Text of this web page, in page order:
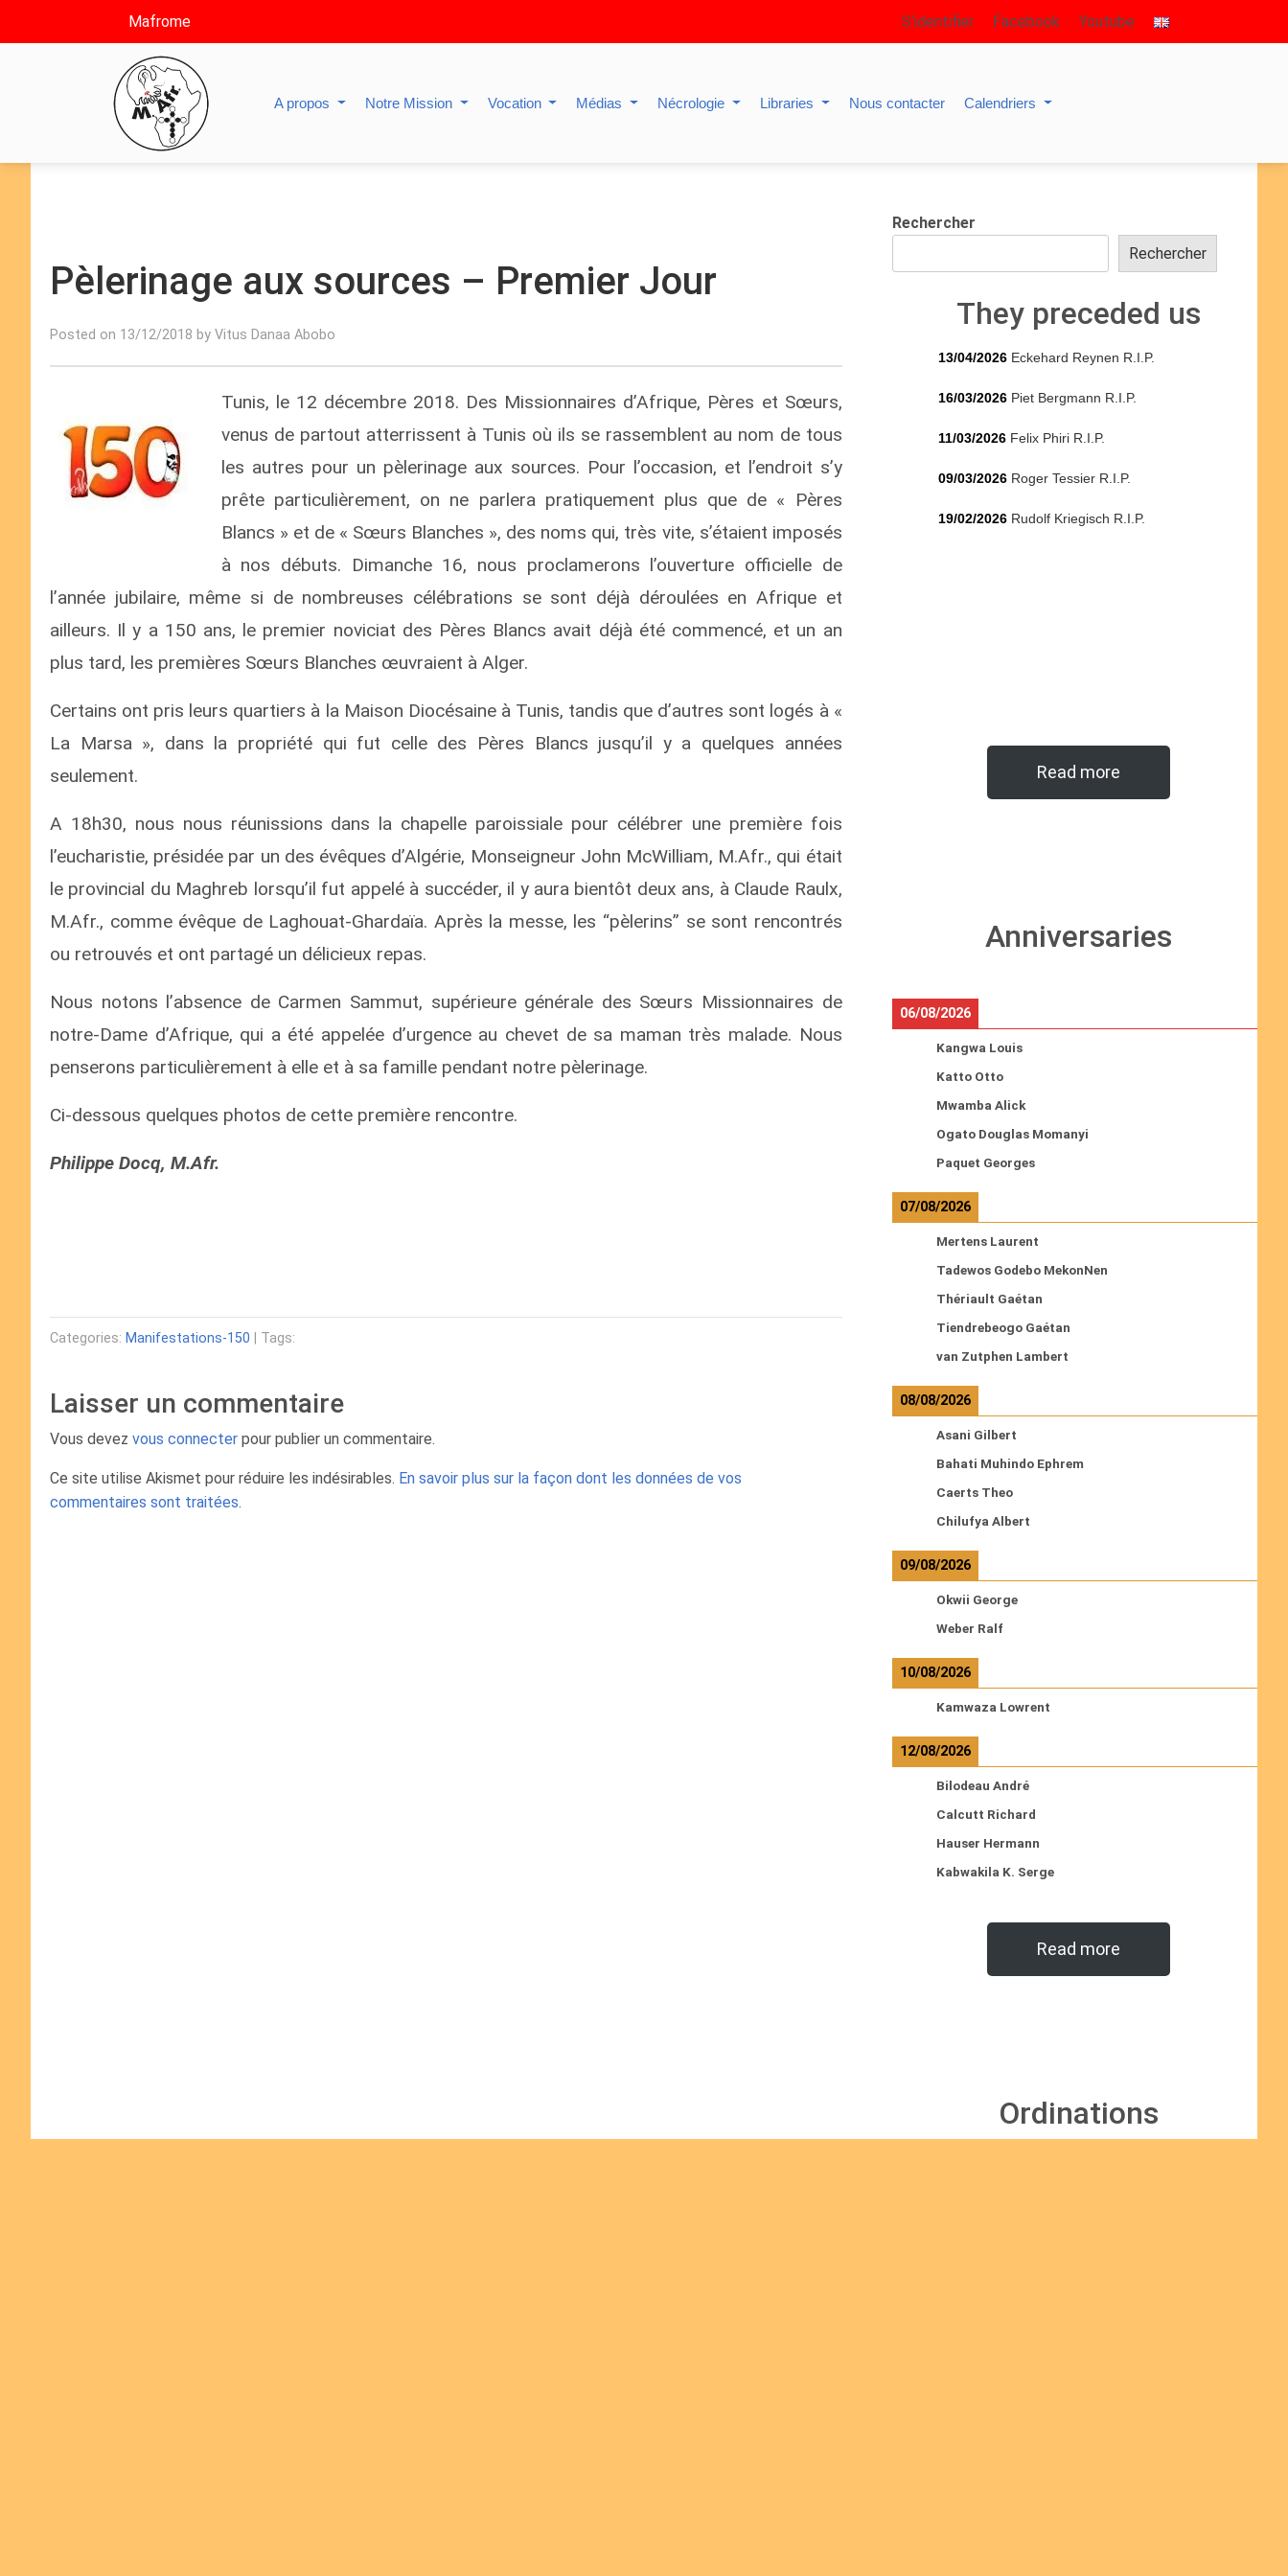
Mafrome S’identifier Facebook Youtube
A propos Notre Mission Vocation Médias Nécrologie Libraries Nous contacter Calendriers
Pèlerinage aux sources – Premier Jour
Posted on 13/12/2018 by Vitus Danaa Abobo
Tunis, le 12 décembre 2018. Des Missionnaires d’Afrique, Pères et Sœurs,
venus de partout atterrissent à Tunis où ils se rassemblent au nom de tous
les autres pour un pèlerinage aux sources. Pour l’occasion, et l’endroit s’y
prête particulièrement, on ne parlera pratiquement plus que de « Pères
Blancs » et de « Sœurs Blanches », des noms qui, très vite, s’étaient imposés
à nos débuts. Dimanche 16, nous proclamerons l’ouverture officielle de
l’année jubilaire, même si de nombreuses célébrations se sont déjà déroulées en Afrique et
ailleurs. Il y a 150 ans, le premier noviciat des Pères Blancs avait déjà été commencé, et un an
plus tard, les premières Sœurs Blanches œuvraient à Alger.
Certains ont pris leurs quartiers à la Maison Diocésaine à Tunis, tandis que d’autres sont logés à «
La Marsa », dans la propriété qui fut celle des Pères Blancs jusqu’il y a quelques années
seulement.
A 18h30, nous nous réunissions dans la chapelle paroissiale pour célébrer une première fois
l’eucharistie, présidée par un des évêques d’Algérie, Monseigneur John McWilliam, M.Afr., qui était
le provincial du Maghreb lorsqu’il fut appelé à succéder, il y aura bientôt deux ans, à Claude Raulx,
M.Afr., comme évêque de Laghouat-Ghardaïa. Après la messe, les “pèlerins” se sont rencontrés
ou retrouvés et ont partagé un délicieux repas.
Nous notons l’absence de Carmen Sammut, supérieure générale des Sœurs Missionnaires de
notre-Dame d’Afrique, qui a été appelée d’urgence au chevet de sa maman très malade. Nous
penserons particulièrement à elle et à sa famille pendant notre pèlerinage.
Ci-dessous quelques photos de cette première rencontre.
Philippe Docq, M.Afr.
Categories: Manifestations-150 | Tags:
Laisser un commentaire
Vous devez vous connecter pour publier un commentaire.
Ce site utilise Akismet pour réduire les indésirables. En savoir plus sur la façon dont les données de vos
commentaires sont traitées.
Rechercher
Rechercher
They preceded us
13/04/2026 Eckehard Reynen R.I.P.
16/03/2026 Piet Bergmann R.I.P.
11/03/2026 Felix Phiri R.I.P.
09/03/2026 Roger Tessier R.I.P.
19/02/2026 Rudolf Kriegisch R.I.P.
Read more
Anniversaries
06/08/2026
Kangwa Louis
Katto Otto
Mwamba Alick
Ogato Douglas Momanyi
Paquet Georges
07/08/2026
Mertens Laurent
Tadewos Godebo MekonNen
Thériault Gaétan
Tiendrebeogo Gaétan
van Zutphen Lambert
08/08/2026
Asani Gilbert
Bahati Muhindo Ephrem
Caerts Theo
Chilufya Albert
09/08/2026
Okwii George
Weber Ralf
10/08/2026
Kamwaza Lowrent
12/08/2026
Bilodeau André
Calcutt Richard
Hauser Hermann
Kabwakila K. Serge
Read more
Ordinations